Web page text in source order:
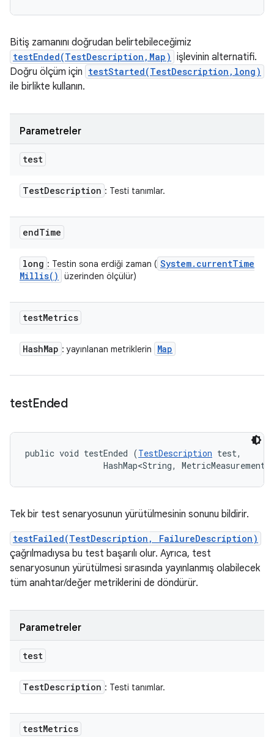
Bitiş zamanını doğrudan belirtebileceğimiz
testEnded(TestDescription,Map) işlevinin alternatifi.
Doğru ölçüm için testStarted(TestDescription,long)
ile birlikte kullanın.
Parametreler
test
TestDescription : Testi tanımlar.
endTime
long : Testin sona erdiği zaman ( System. currentTime
Millis( ) üzerinden ölçülür)
testMetrics
HashMap : yayınlanan metriklerin Map
testEnded
public void testEnded (TestDescription test,
HashMap<String,
Tek bir test senaryosunun yürütülmesinin sonunu bildirir.
testFailed(TestDescription, FailureDescription)
çağrılmadıysa bu test başarılı olur. Ayrıca, test
senaryosunun yürütülmesi sırasında yayınlanmış olabilecek
tüm anahtar/değer metriklerini de döndürür.
Parametreler
test
TestDescription : Testi tanımlar.
testMetrics